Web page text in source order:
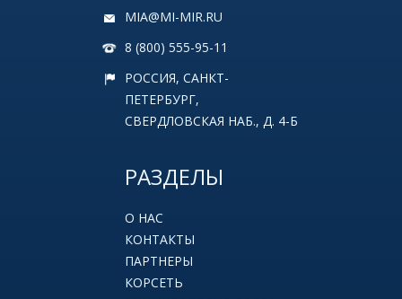
MIA@MI-MIR.RU
8 (800) 555-95-11
РОССИЯ, САНКТ-
ПЕТЕРБУРГ,
СВЕРДЛОВСКАЯ НАБ., Д. 4-Б
РАЗДЕЛЫ
О НАС
КОНТАКТЫ
ПАРТНЕРЫ
КОРСЕТЬ